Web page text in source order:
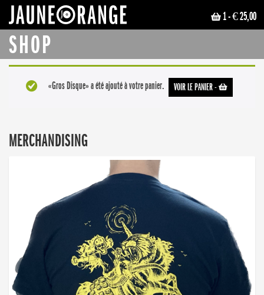
1- € 25,00
SHOP
VOIR LE PANIER-
«Gros Disque» a été ajouté à votre panier.
MERCHANDISING